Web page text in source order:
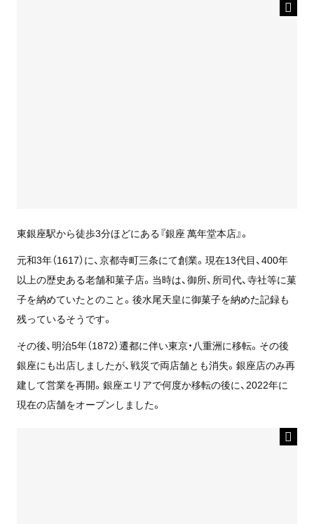
東銀座駅から徒歩3分ほどにある『銀座 萬年堂本店』。
元和3年（1617）に、京都寺町三条にて創業。現在13代目、400年
以上の歴史ある老舗和菓子店。当時は、御所、所司代、寺社等に菓
子を納めていたとのこと。後水尾天皇に御菓子を納めた記録も
残っているそうです。
その後、明治5年（1872）遷都に伴い東京・八重洲に移転。その後
銀座にも出店しましたが、戦災で両店舗とも消失。銀座店のみ再
建して営業を再開。銀座エリアで何度か移転の後に、2022年に
現在の店舗をオープンしました。